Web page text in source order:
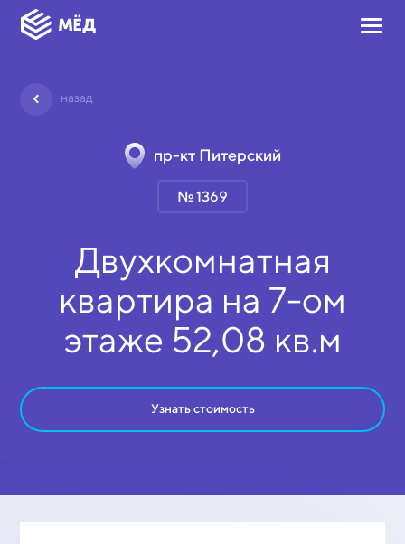
назад
пр-кт Питерский
№ 1369
Двухкомнатная
квартира на 7-ом
этаже 52,08 кв.м
Узнать стоимость